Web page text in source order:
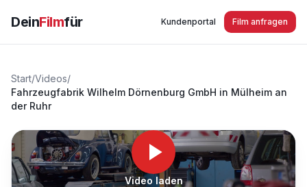
DeinFilmfür Kundenportal Film anfragen
Start/Videos/
Fahrzeugfabrik Wilhelm Dörnenburg GmbH in Mülheim an
der Ruhr
Video laden